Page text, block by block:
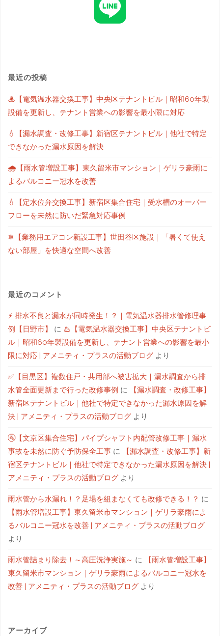
最近の投稿
♨【電気温水器交換工事】中央区テナントビル｜昭和60年製
設備を更新し、テナント営業への影響を最小限に対応
💧【漏水調査・改修工事】新宿区テナントビル｜他社で特定
できなかった漏水原因を解決
🌧【雨水管増設工事】東久留米市マンション｜ゲリラ豪雨に
よるバルコニー冠水を改善
💧【定水位弁交換工事】新宿区集合住宅｜受水槽のオーバー
フローを未然に防いだ緊急対応事例
❄【業務用エアコン新設工事】世田谷区施設｜「暑くて使え
ない部屋」を快適な空間へ改善
最近のコメント
⚡ 排水不良と漏水が同時発生！？｜電気温水器排水管修理事
例【日野市】
に ♨【電気温水器交換工事】中央区テナントビ
ル｜昭和60年製設備を更新し、テナント営業への影響を最小
限に対応 | アメニティ・プラスの活動ブログ より
✅【目黒区】複数住戸・共用部へ被害拡大｜漏水調査から排
水管全面更新まで行った改修事例 に
【漏水調査・改修工事】
新宿区テナントビル｜他社で特定できなかった漏水原因を解
決 | アメニティ・プラスの活動ブログ より
🚰【文京区集合住宅】パイプシャフト内配管改修工事｜漏水
事故を未然に防ぐ予防保全工事 に
【漏水調査・改修工事】新
宿区テナントビル｜他社で特定できなかった漏水原因を解決 |
アメニティ・プラスの活動ブログ より
雨水管から水漏れ！？足場を組まなくても改修できる！？ に
【雨水管増設工事】東久留米市マンション｜ゲリラ豪雨によ
るバルコニー冠水を改善 | アメニティ・プラスの活動ブログ
より
雨水管詰まり除去！～高圧洗浄実施～ に
【雨水管増設工事】
東久留米市マンション｜ゲリラ豪雨によるバルコニー冠水を
改善 | アメニティ・プラスの活動ブログ より
アーカイブ